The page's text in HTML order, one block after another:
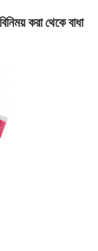
করা থেকে বাধা